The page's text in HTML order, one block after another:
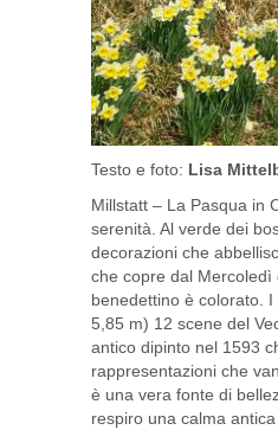
Testo e foto: Lisa
Millstatt – La Pasqua in
serenità. Al verde dei
decorazioni che
che copre dal Mercoledì
benedettino è colorato.
5,85 m) 12 scene del
antico dipinto nel 1593
rappresentazioni che
è una vera fonte di
respiro una calma